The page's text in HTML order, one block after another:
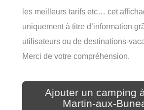
les meilleurs tarifs etc… cet
uniquement à titre d’information
utilisateurs ou de destinations-
Merci de votre compréhension.
Ajouter un camping
Martin-aux-